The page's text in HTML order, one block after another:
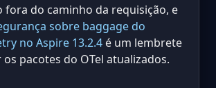
fora do caminho da requisição, e
sobre baggage do
no Aspire 13.2.4 é um lembrete
pacotes do OTel atualizados.